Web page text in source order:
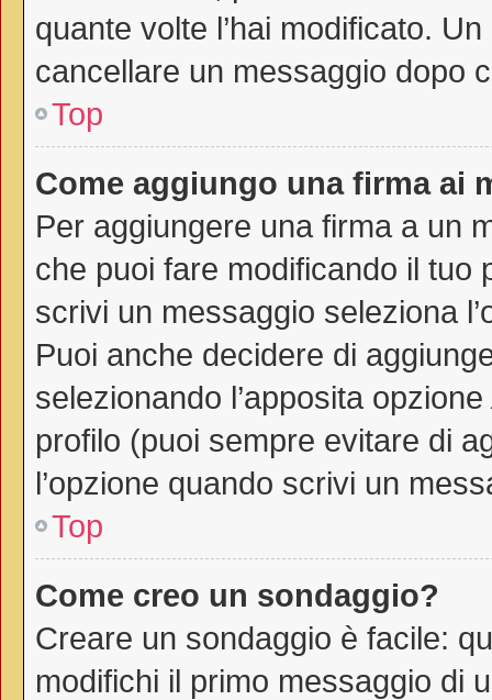
quante volte l’hai modificato.
cancellare un messaggio dopo
Top
Come aggiungo una firma ai
Per aggiungere una firma a un
che puoi fare modificando il tuo
scrivi un messaggio seleziona
Puoi anche decidere di
selezionando l’apposita opzione
profilo (puoi sempre evitare di
l’opzione quando scrivi un
Top
Come creo un sondaggio?
Creare un sondaggio è facile:
modifichi il primo messaggio di